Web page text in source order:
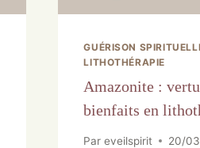
GUÉRISON
LITHOTHÉRAPIE
Amazonite :
bienfaits en
Par eveilspirit 20/